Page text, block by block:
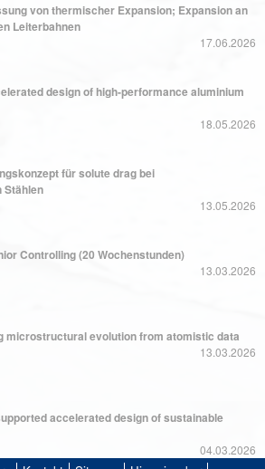
von thermischer Expansion; Expansion an
Leiterbahnen
17.06.2026
design of high-performance aluminium
18.05.2026
für solute drag bei
Stählen
13.05.2026
Controlling (20 Wochenstunden)
13.03.2026
microstructural evolution from atomistic data
13.03.2026
accelerated design of sustainable
04.03.2026